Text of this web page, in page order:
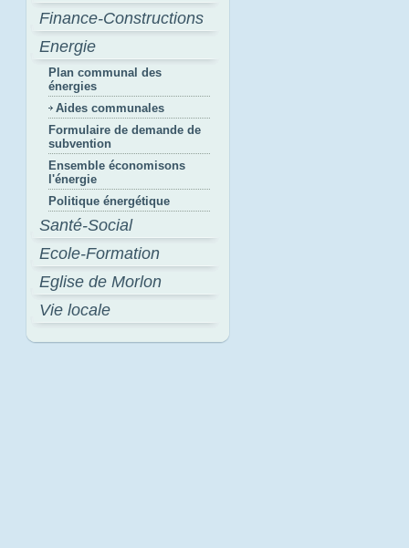
Finance-Constructions
Energie
Plan communal des
énergies
Aides communales
Formulaire de demande de
subvention
Ensemble économisons
l'énergie
Politique énergétique
Santé-Social
Ecole-Formation
Eglise de Morlon
Vie locale